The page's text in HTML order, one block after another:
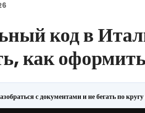
код в
как
с документами и не бегать по